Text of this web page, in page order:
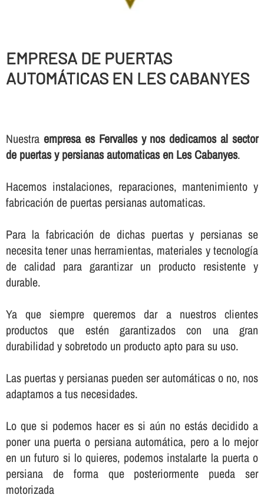
EMPRESA DE PUERTAS
AUTOMÁTICAS EN LES CABANYES
Nuestra empresa es Fervalles y nos dedicamos al sector
de puertas y persianas automaticas en Les Cabanyes.
Hacemos instalaciones, reparaciones, mantenimiento y
fabricación de puertas persianas automaticas.
Para la fabricación de dichas puertas y persianas se
necesita tener unas herramientas, materiales y tecnologí­a
de calidad para garantizar un producto resistente y
durable.
Ya que siempre queremos dar a nuestros clientes
productos que estén garantizados con una gran
durabilidad y sobretodo un producto apto para su uso.
Las puertas y persianas pueden ser automáticas o no, nos
adaptamos a tus necesidades.
Lo que si podemos hacer es si aún no estás decidido a
poner una puerta o persiana automática, pero a lo mejor
en un futuro si lo quieres, podemos instalarte la puerta o
persiana de forma que posteriormente pueda ser
motorizada